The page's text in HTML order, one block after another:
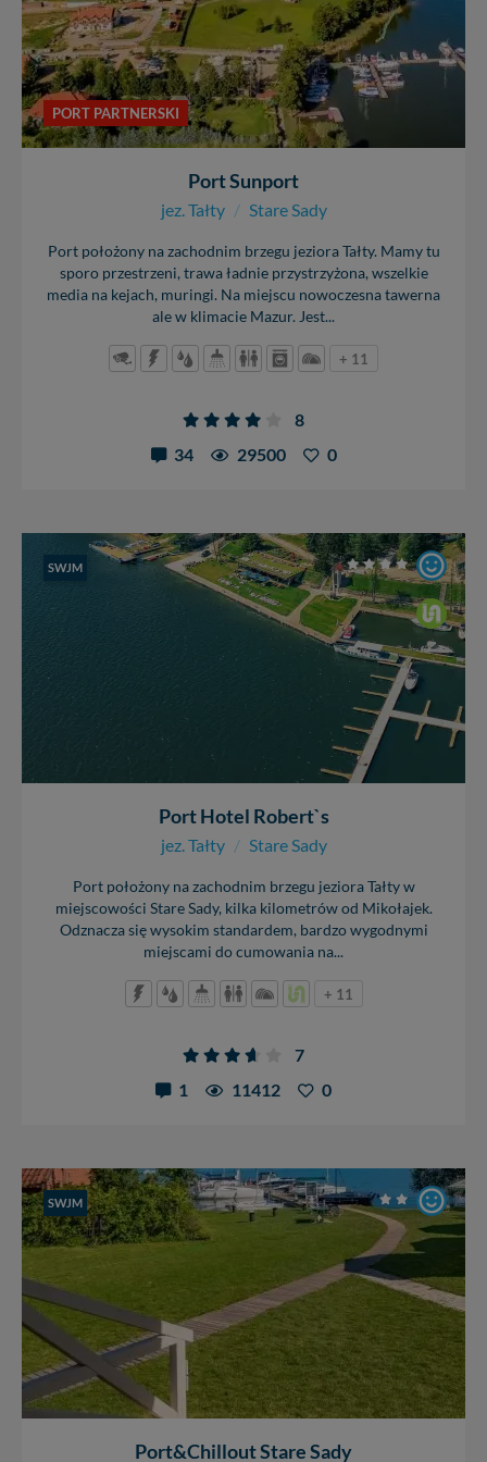
PORT PARTNERSKI
Port Sunport
jez. Tałty / Stare Sady
Port położony na zachodnim brzegu jeziora Tałty. Mamy tu
sporo przestrzeni, trawa ładnie przystrzyżona, wszelkie
media na kejach, muringi. Na miejscu nowoczesna tawerna
ale w klimacie Mazur. Jest...
+ 11
8
34
29500 0
SWJM
Port Hotel Robert`s
jez. Tałty / Stare Sady
Port położony na zachodnim brzegu jeziora Tałty w
miejscowości Stare Sady, kilka kilometrów od Mikołajek.
Odznacza się wysokim standardem, bardzo wygodnymi
miejscami do cumowania na...
+ 11
7
1
11412 0
SWJM
Port&Chillout Stare Sady
Wiejska 17, 11-500 Giżycko. Możesz z nami
skontaktować się za pośrednictwem tejstrony.
W każdej chwili możesz: zażądać dostępu do swoich
danych, zażądać ich poprawienia lub usunięcia,
zabronić ich przetwarzania. Pamiętaj jednak, że nie
zawsze jest możliwe techniczne zrealizowanie Twoich
praw w odniesieniu do informacji zawartych w plikach
cookies. Twoja przeglądarka umożliwia Ci skasowanie
tych plików - w pewnych przypadkach nie możemy tego
Dziękujemy, i życzmy miłego odkrywania Mazur na
nowo...